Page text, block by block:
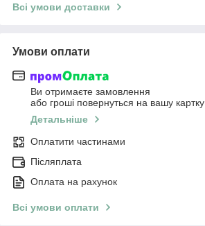
Всі умови доставки
Умови оплати
Ви отримаєте замовлення
або гроші повернуться на вашу картку
Детальніше
Оплатити частинами
Післяплата
Оплата на рахунок
Всі умови оплати